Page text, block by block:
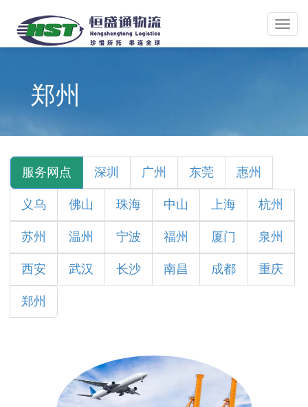
郑州
服务网点 深圳 广州 东莞 惠州
义乌 佛山 珠海 中山 上海 杭州
苏州 温州 宁波 福州 厦门 泉州
西安 武汉 长沙 南昌 成都 重庆
郑州